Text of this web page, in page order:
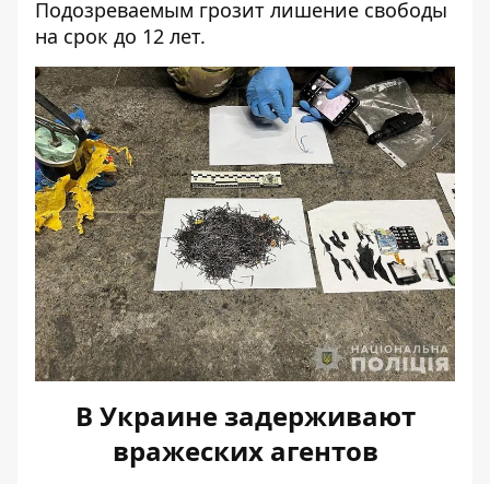
Подозреваемым грозит лишение свободы
на срок до 12 лет.
В Украине задерживают
вражеских агентов